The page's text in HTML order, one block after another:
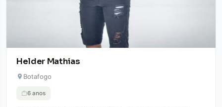
Helder Mathias
Botafogo
6 anos